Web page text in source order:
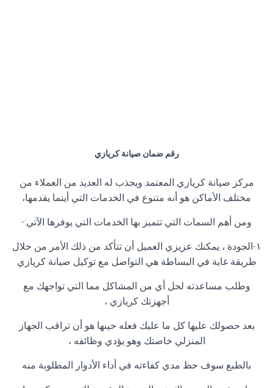
رقم ضمان صيانة كريازي
مركز صيانة كريازي المعتمد ويجذب له العديد من العملاء من
مختلف الأماكن هو أنه متنوع في الخدمات التي أينما يقدمها،
ومن أهم السمات التي تتميز بها الخدمات التي يوفرها الآتي:-
١-الجودة ، يمكنك عزيزي العميل أن تتأكد من ذلك الأمر من خلال
طريقة غاية في البساطة هي التواصل مع توكيل صيانة كريازي
وطلب مساعدته لحل أي من المشاكل مما التي تواجهك مع
أجهزتك كريازي ،
بعد حصولك عليها كل ما عليك فعله حينها هو أن تراقب الجهاز
المنزلي خاصتك وهو يؤدي وظائفه ،
بالطبع سوف حظ مدي كفاءته في أداء الأدوار المطلوبة منه